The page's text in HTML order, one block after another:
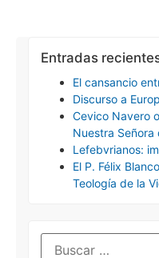
Entradas
El cansancio
Discurso a
Cevico Navero
Nuestra Señora
Lefebvrianos:
El P. Félix
Teología de la